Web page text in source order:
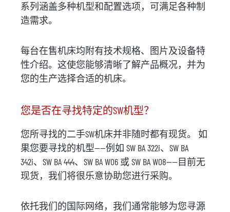
系列涵盖多种机型和配置选项，可满足各种制
造需求。
每台在售机床均附有技术规格、图片及设备特
性介绍。这使您能够清晰了解产品概况，并为
您的生产选择合适的机床。
您是否在寻找特定的SW机型？
您所寻找的二手SW机床并非随时都有现货。 如
果您要寻找的机型——例如 SW BA 322i、SW BA
342i、SW BA 444、SW BA W06 或 SW BA W08——目前无
现货，我们将很乐意协助您进行采购。
依托我们的国际网络，我们通常能够为您寻源